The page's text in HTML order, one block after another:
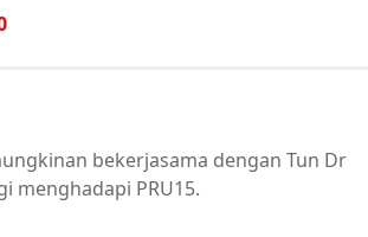
bekerjasama dengan Tun Dr
menghadapi PRU15.